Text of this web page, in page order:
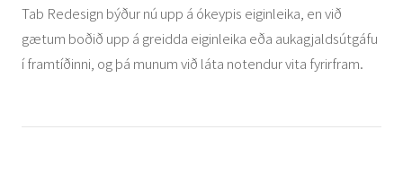
Tab Redesign býður nú upp á ókeypis eiginleika, en við
gætum boðið upp á greidda eiginleika eða aukagjaldsútgáfu
í framtíðinni, og þá munum við láta notendur vita fyrirfram.